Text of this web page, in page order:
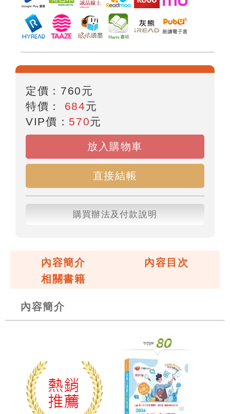
定價： 760元
特價： 684元
VIP價： 570元
放入購物車
直接結帳
購買辦法及付款說明
內容簡介
內容目次
相關書籍
內容簡介